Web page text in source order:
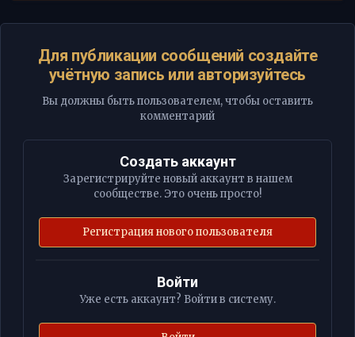
Для публикации сообщений создайте
учётную запись или авторизуйтесь
Вы должны быть пользователем, чтобы оставить
комментарий
Создать аккаунт
Зарегистрируйте новый аккаунт в нашем
сообществе. Это очень просто!
Регистрация нового пользователя
Войти
Уже есть аккаунт? Войти в систему.